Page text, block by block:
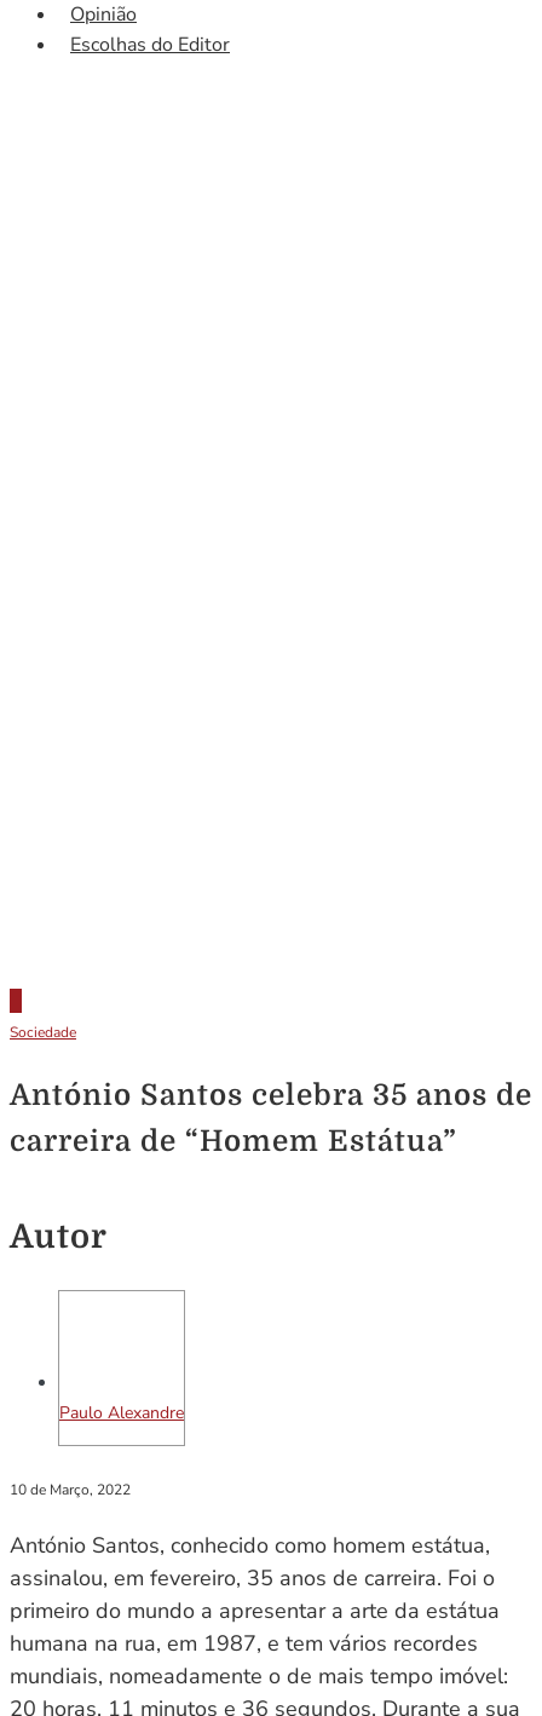
Opinião
Escolhas do Editor
Sociedade
António Santos celebra 35 anos de
carreira de “Homem Estátua”
Autor
Paulo Alexandre
10 de Março, 2022
António Santos, conhecido como homem estátua,
assinalou, em fevereiro, 35 anos de carreira. Foi o
primeiro do mundo a apresentar a arte da estátua
humana na rua, em 1987, e tem vários recordes
mundiais, nomeadamente o de mais tempo imóvel:
20 horas, 11 minutos e 36 segundos. Durante a sua